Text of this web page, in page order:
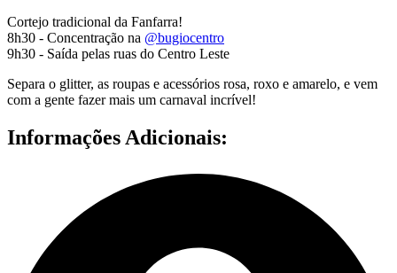
Cortejo tradicional da Fanfarra!
8h30 - Concentração na @bugiocentro
9h30 - Saída pelas ruas do Centro Leste
Separa o glitter, as roupas e acessórios rosa, roxo e amarelo, e vem
com a gente fazer mais um carnaval incrível!
Informações Adicionais: